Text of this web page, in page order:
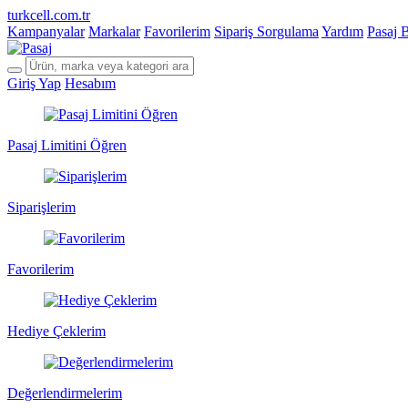
turkcell.com.tr
Kampanyalar Markalar Favorilerim Sipariş Sorgulama Yardım Pasaj
Giriş Yap Hesabım
Pasaj Limitini Öğren
Siparişlerim
Favorilerim
Hediye Çeklerim
Değerlendirmelerim